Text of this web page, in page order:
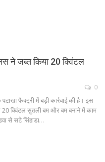
ने जब्त किया 20 क्विंटल
0
फैक्ट्री में बड़ी कार्रवाई की है। इस
क्विंटल सुतली बम और बम बनाने में काम
से सटे सिंहाडा…